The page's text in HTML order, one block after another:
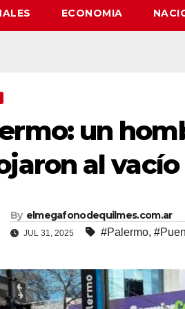
ECONOMIA
un
al
By elmegafonodequilmes.com.ar
JUL 31, 2025 #Palermo,